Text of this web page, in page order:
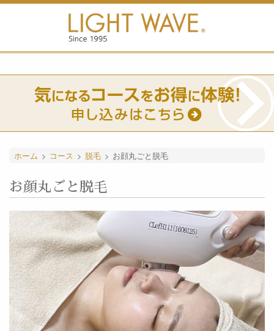
ホーム > コース > 脱毛 > お顔丸ごと脱毛
お顔丸ごと脱毛